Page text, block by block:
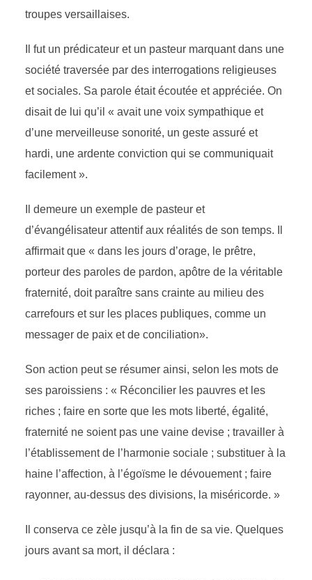
troupes versaillaises.
Il fut un prédicateur et un pasteur marquant dans une
société traversée par des interrogations religieuses
et sociales. Sa parole était écoutée et appréciée. On
disait de lui qu’il « avait une voix sympathique et
d’une merveilleuse sonorité, un geste assuré et
hardi, une ardente conviction qui se communiquait
facilement ».
Il demeure un exemple de pasteur et
d’évangélisateur attentif aux réalités de son temps. Il
affirmait que « dans les jours d’orage, le prêtre,
porteur des paroles de pardon, apôtre de la véritable
fraternité, doit paraître sans crainte au milieu des
carrefours et sur les places publiques, comme un
messager de paix et de conciliation».
Son action peut se résumer ainsi, selon les mots de
ses paroissiens : « Réconcilier les pauvres et les
riches ; faire en sorte que les mots liberté, égalité,
fraternité ne soient pas une vaine devise ; travailler à
l’établissement de l’harmonie sociale ; substituer à la
haine l’affection, à l’égoïsme le dévouement ; faire
rayonner, au-dessus des divisions, la miséricorde. »
Il conserva ce zèle jusqu’à la fin de sa vie. Quelques
jours avant sa mort, il déclara :